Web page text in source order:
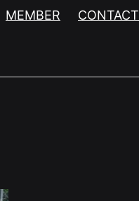
MEMBER CONTACT